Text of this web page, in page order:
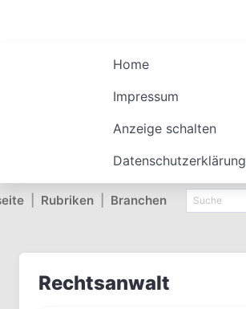
Home
Impressum
Anzeige schalten
Datenschutzerklärung
Rubriken Branchen
Rechtsanwalt